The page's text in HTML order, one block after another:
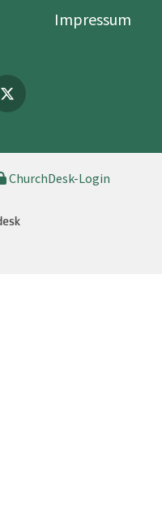
Impressum
ChurchDesk-Login